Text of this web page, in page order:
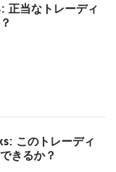
正当なトレーディ
このトレーディ
きるか？